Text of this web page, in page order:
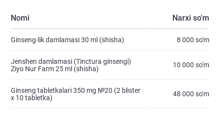
Nomi Narxi so'm
Ginseng-lik damlamasi 30 ml (shisha) 8 000 so'm
Jenshen damlamasi (Tinctura ginsengi)
Ziyo Nur Farm 25 ml (shisha)
10 000 so'm
Ginseng tabletkalari 350 mg №20 (2 blister
х 10 tabletka)
48 000 so'm